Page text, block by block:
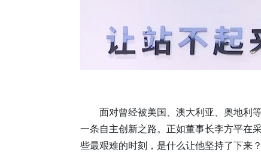
面对曾经被美国、澳大利亚、奥地利
一条自主创新之路。正如董事长李方平在
些最艰难的时刻，是什么让他坚持了下来？